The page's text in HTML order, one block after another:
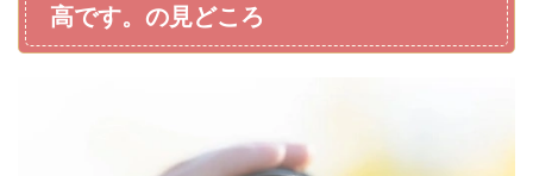
高です。の見どころ